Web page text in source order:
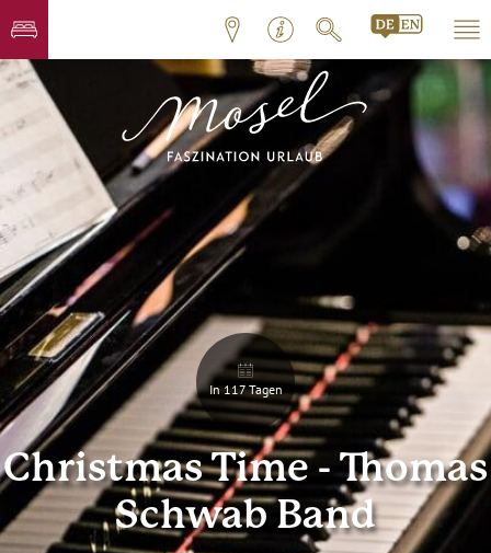
In 117 Tagen
Christmas Time - Thomas
Schwab Band